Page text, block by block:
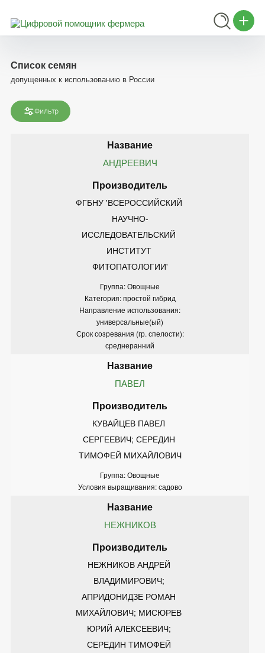
Список семян
допущенных к использованию в России
Фильтр
АНДРЕЕВИЧ
ФГБНУ 'ВСЕРОССИЙСКИЙ
НАУЧНО-
ИССЛЕДОВАТЕЛЬСКИЙ
ИНСТИТУТ
ФИТОПАТОЛОГИИ'
Группа: Овощные
Категория: простой гибрид
Направление использования:
универсальные(ый)
Срок созревания (гр. спелости):
среднеранний
ПАВЕЛ
КУВАЙЦЕВ ПАВЕЛ
СЕРГЕЕВИЧ; СЕРЕДИН
ТИМОФЕЙ МИХАЙЛОВИЧ
Группа: Овощные
Условия выращивания: садово
НЕЖНИКОВ
НЕЖНИКОВ АНДРЕЙ
ВЛАДИМИРОВИЧ;
АПРИДОНИДЗЕ РОМАН
МИХАЙЛОВИЧ; МИСЮРЕВ
ЮРИЙ АЛЕКСЕЕВИЧ;
СЕРЕДИН ТИМОФЕЙ